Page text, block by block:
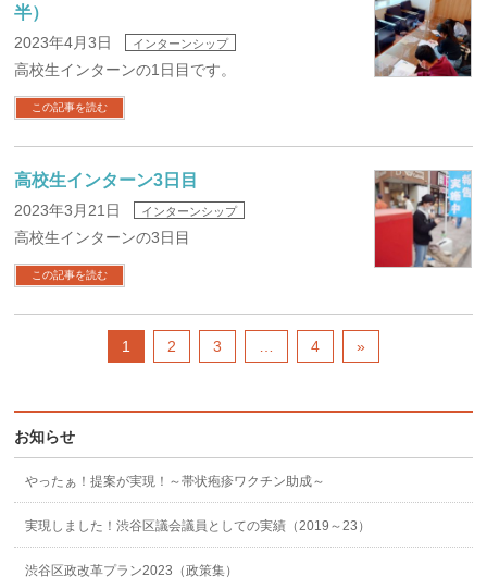
半）
2023年4月3日 インターンシップ
高校生インターンの1日目です。
この記事を読む
高校生インターン3日目
2023年3月21日 インターンシップ
高校生インターンの3日目
この記事を読む
1 2 3 4 »
お知らせ
やったぁ！提案が実現！～帯状疱疹ワクチン助成～
実現しました！渋谷区議会議員としての実績（2019～23）
渋谷区政改革プラン2023（政策集）